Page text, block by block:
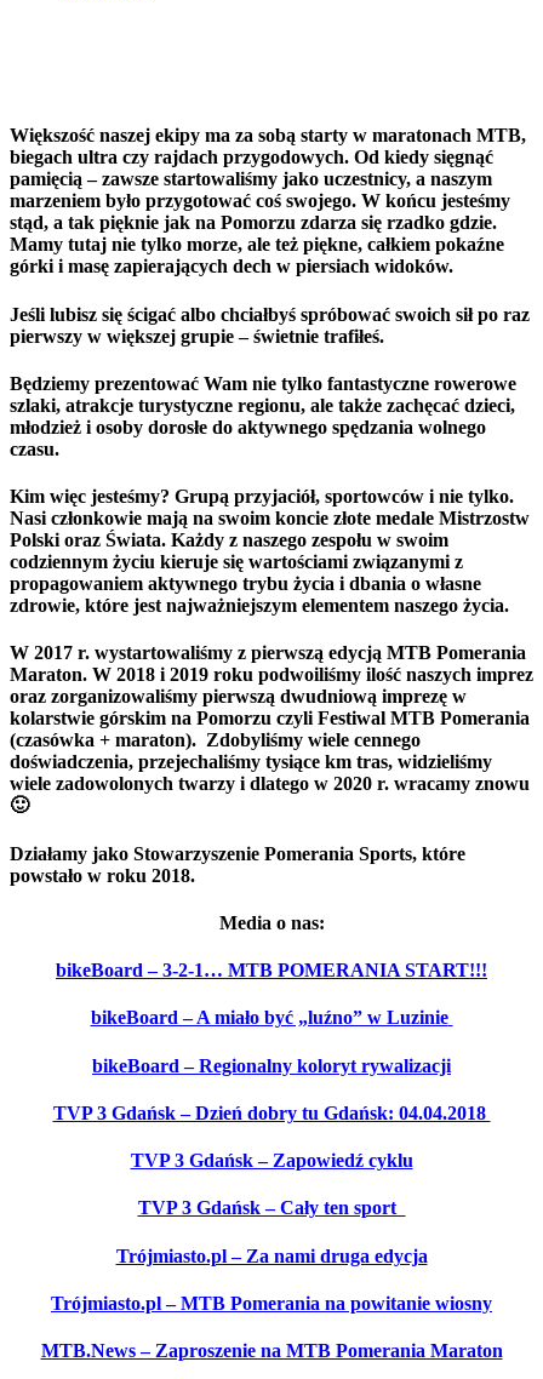
Większość naszej ekipy ma za sobą starty w maratonach MTB,
biegach ultra czy rajdach przygodowych. Od kiedy sięgnąć
pamięcią – zawsze startowaliśmy jako uczestnicy, a naszym
marzeniem było przygotować coś swojego. W końcu jesteśmy
stąd, a tak pięknie jak na Pomorzu zdarza się rzadko gdzie.
Mamy tutaj nie tylko morze, ale też piękne, całkiem pokaźne
górki i masę zapierających dech w piersiach widoków.
Jeśli lubisz się ścigać albo chciałbyś spróbować swoich sił po raz
pierwszy w większej grupie – świetnie trafiłeś.
Będziemy prezentować Wam nie tylko fantastyczne rowerowe
szlaki, atrakcje turystyczne regionu, ale także zachęcać dzieci,
młodzież i osoby dorosłe do aktywnego spędzania wolnego
czasu.
Kim więc jesteśmy? Grupą przyjaciół, sportowców i nie tylko.
Nasi członkowie mają na swoim koncie złote medale Mistrzostw
Polski oraz Świata. Każdy z naszego zespołu w swoim
codziennym życiu kieruje się wartościami związanymi z
propagowaniem aktywnego trybu życia i dbania o własne
zdrowie, które jest najważniejszym elementem naszego życia.
W 2017 r. wystartowaliśmy z pierwszą edycją MTB Pomerania
Maraton. W 2018 i 2019 roku podwoiliśmy ilość naszych imprez
oraz zorganizowaliśmy pierwszą dwudniową imprezę w
kolarstwie górskim na Pomorzu czyli Festiwal MTB Pomerania
(czasówka + maraton). Zdobyliśmy wiele cennego
doświadczenia, przejechaliśmy tysiące km tras, widzieliśmy
wiele zadowolonych twarzy i dlatego w 2020 r. wracamy znowu
🙂
Działamy jako Stowarzyszenie Pomerania Sports, które
powstało w roku 2018.
Media o nas:
bikeBoard – 3-2-1… MTB POMERANIA START!!!
bikeBoard – A miało być „luźno” w Luzinie
bikeBoard – Regionalny koloryt rywalizacji
TVP 3 Gdańsk – Dzień dobry tu Gdańsk: 04.04.2018
TVP 3 Gdańsk – Zapowiedź cyklu
TVP 3 Gdańsk – Cały ten sport
Trójmiasto.pl – Za nami druga edycja
Trójmiasto.pl – MTB Pomerania na powitanie wiosny
MTB.News – Zaproszenie na MTB Pomerania Maraton